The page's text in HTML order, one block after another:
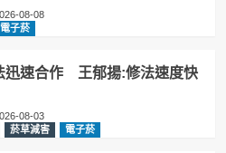
08-08
電子菸
迅速合作 王郁揚:修法速度快
08-03
菸草減害 電子菸